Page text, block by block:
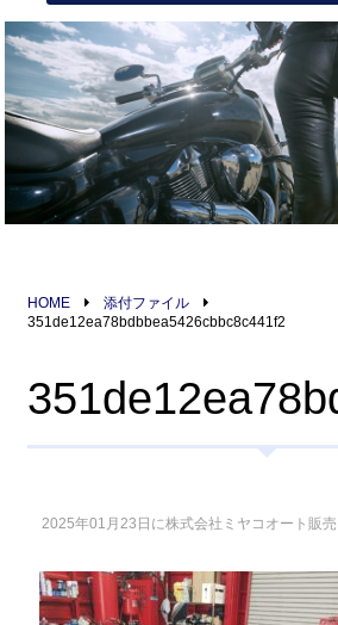
HOME
添付ファイル
351de12ea78bdbbea5426cbbc8c441f2
2025年01月23日に株式会社ミヤコオート販